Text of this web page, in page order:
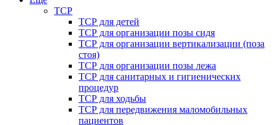
ТСР
ТСР для детей
ТСР для организации позы сидя
ТСР для организации вертикализации (поза
стоя)
ТСР для организации позы лежа
ТСР для санитарных и гигиенических
процедур
ТСР для ходьбы
ТСР для передвижения маломобильных
пациентов